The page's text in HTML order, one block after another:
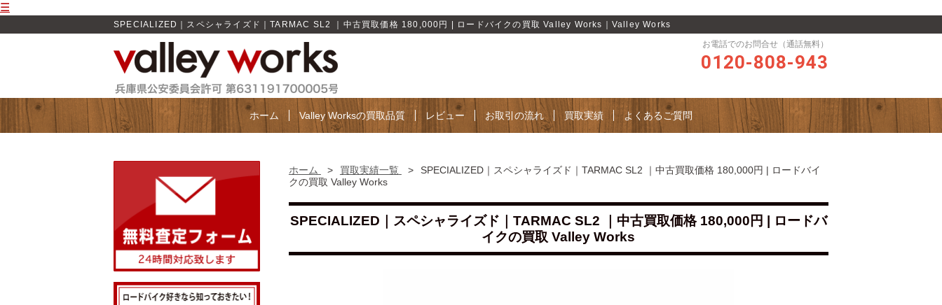
☰
SPECIALIZED｜スペシャライズド｜TARMAC SL2 ｜中古買取価格 180,000円 | ロードバイクの買取 Valley Works｜Valley Works
お電話でのお問合せ（通話無料）
0120-808-943
ホーム Valley Worksの買取品質 レビュー お取引の流れ 買取実績 よくあるご質問
ホーム > 買取実績一覧 >
SPECIALIZED｜スペシャライズド｜TARMAC SL2 ｜中古買取価格 180,000円 | ロードバイ
クの買取 Valley Works
SPECIALIZED｜スペシャライズド｜TARMAC SL2 ｜中古買取価格 180,000円 | ロードバ
イクの買取 Valley Works